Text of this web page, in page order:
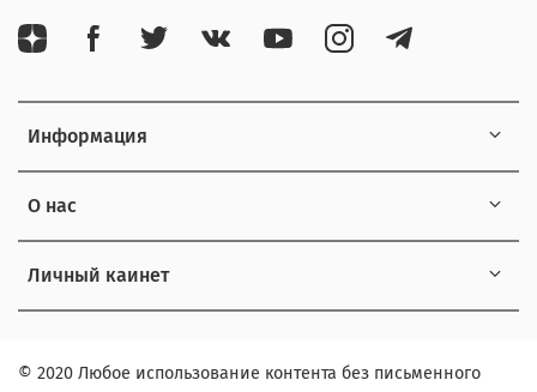
Информация
О нас
Личный каинет
© 2020 Любое использование контента без письменного